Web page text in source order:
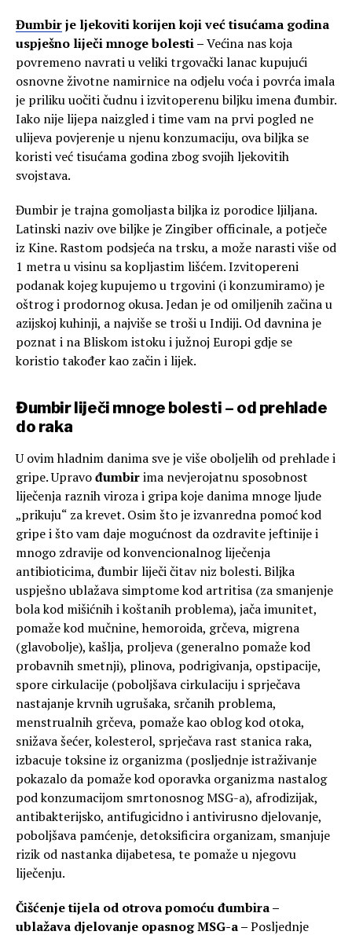
Đumbirje ljekoviti korijen koji već tisućama godina
uspješno liječi mnoge bolesti –Većina nas koja
povremeno navrati u veliki trgovački lanac kupujući
osnovne životne namirnice na odjelu voća i povrća imala
je priliku uočiti čudnu i izvitoperenu biljku imena đumbir.
Iako nije lijepa naizgled i time vam na prvi pogled ne
ulijeva povjerenje u njenu konzumaciju, ova biljka se
koristi već tisućama godina zbog svojih ljekovitih
svojstava.
Đumbir je trajna gomoljasta biljka iz porodice ljiljana.
Latinski naziv ove biljke je Zingiber officinale, a potječe
iz Kine. Rastom podsjeća na trsku, a može narasti više od
1 metra u visinu sa kopljastim lišćem. Izvitopereni
podanak kojeg kupujemo u trgovini (i konzumiramo) je
oštrog i prodornog okusa. Jedan je od omiljenih začina u
azijskoj kuhinji, a najviše se troši u Indiji. Od davnina je
poznat i na Bliskom istoku i južnoj Europi gdje se
koristio također kao začin i lijek.
Đumbir liječi mnoge bolesti – od prehlade
do raka
U ovim hladnim danima sve je više oboljelih od prehlade i
gripe. Upravođumbirima nevjerojatnu sposobnost
liječenja raznih viroza i gripa koje danima mnoge ljude
„prikuju“ za krevet. Osim što je izvanredna pomoć kod
gripe i što vam daje mogućnost da ozdravite jeftinije i
mnogo zdravije od konvencionalnog liječenja
antibioticima, đumbir liječi čitav niz bolesti. Biljka
uspješno ublažava simptome kod artritisa (za smanjenje
bola kod mišićnih i koštanih problema), jača imunitet,
pomaže kod mučnine, hemoroida, grčeva, migrena
(glavobolje), kašlja, proljeva (generalno pomaže kod
probavnih smetnji), plinova, podrigivanja, opstipacije,
spore cirkulacije (poboljšava cirkulaciju i sprječava
nastajanje krvnih ugrušaka, srčanih problema,
menstrualnih grčeva, pomaže kao oblog kod otoka,
snižava šećer, kolesterol, sprječava rast stanica raka,
izbacuje toksine iz organizma (posljednje istraživanje
pokazalo da pomaže kod oporavka organizma nastalog
pod konzumacijom smrtonosnog MSG-a), afrodizijak,
antibakterijsko, antifugicidno i antivirusno djelovanje,
poboljšava pamćenje, detoksificira organizam, smanjuje
rizik od nastanka dijabetesa, te pomaže u njegovu
liječenju.
Čišćenje tijela od otrova pomoću đumbira –
ublažava djelovanje opasnog MSG-a –Posljednje